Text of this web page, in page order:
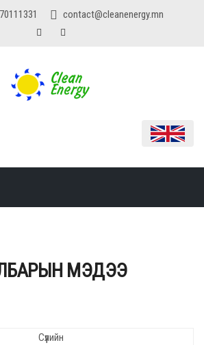
contact@cleanenergy.mn
МЭДЭЭ
Сүүлийн